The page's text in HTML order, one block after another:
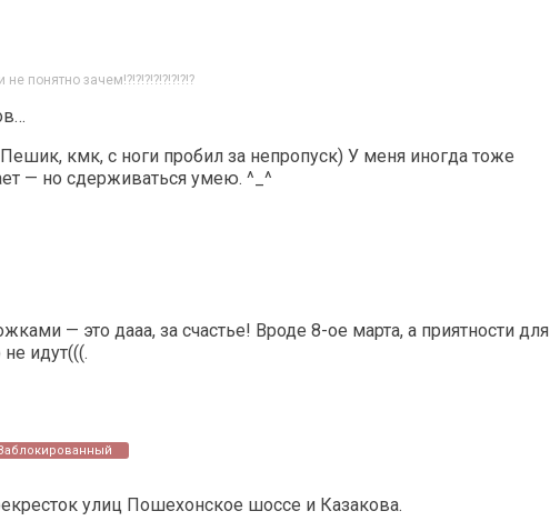
не понятно зачем!?!?!?!?!?!?!?!?
кмк, с ноги пробил за непропуск) У меня иногда тоже
— но сдерживаться умею. ^_^
— это дааа, за счастье! Вроде 8-ое марта, а приятности для
идут(((.
улиц Пошехонское шоссе и Казакова.